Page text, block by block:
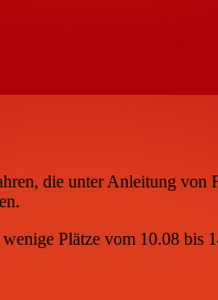
die unter Anleitung von
Plätze vom 10.08 bis